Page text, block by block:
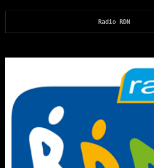
Radio RDN